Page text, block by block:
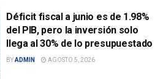
Déficit fiscal a junio es de 1.98%
del PIB, pero la inversión solo
llega al 30% de lo presupuestado
BYADMIN AGOSTO 5, 2026